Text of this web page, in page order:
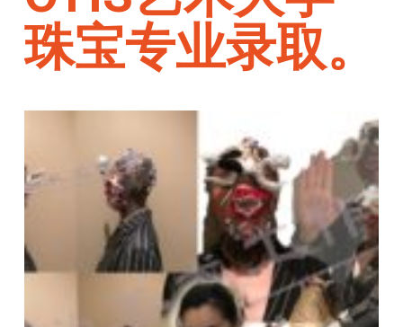
珠宝专业录取。